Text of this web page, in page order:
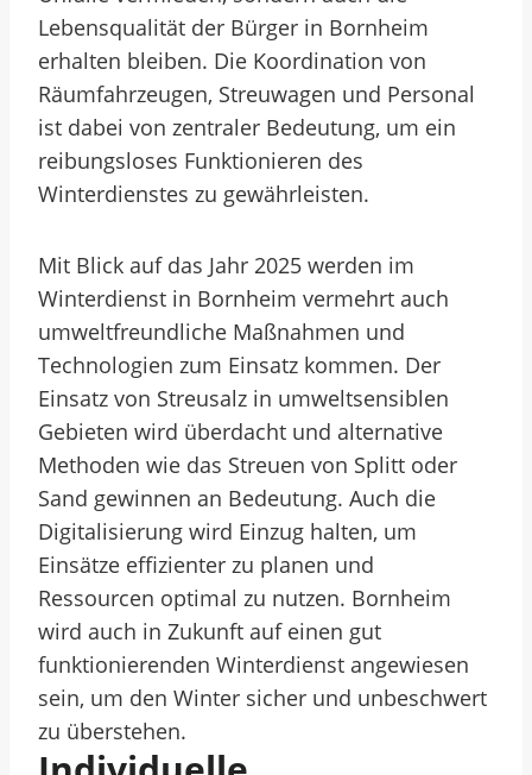
Lebensqualität der Bürger in Bornheim
erhalten bleiben. Die Koordination von
Räumfahrzeugen, Streuwagen und Personal
ist dabei von zentraler Bedeutung, um ein
reibungsloses Funktionieren des
Winterdienstes zu gewährleisten.
Mit Blick auf das Jahr 2025 werden im
Winterdienst in Bornheim vermehrt auch
umweltfreundliche Maßnahmen und
Technologien zum Einsatz kommen. Der
Einsatz von Streusalz in umweltsensiblen
Gebieten wird überdacht und alternative
Methoden wie das Streuen von Splitt oder
Sand gewinnen an Bedeutung. Auch die
Digitalisierung wird Einzug halten, um
Einsätze effizienter zu planen und
Ressourcen optimal zu nutzen. Bornheim
wird auch in Zukunft auf einen gut
funktionierenden Winterdienst angewiesen
sein, um den Winter sicher und unbeschwert
zu überstehen.